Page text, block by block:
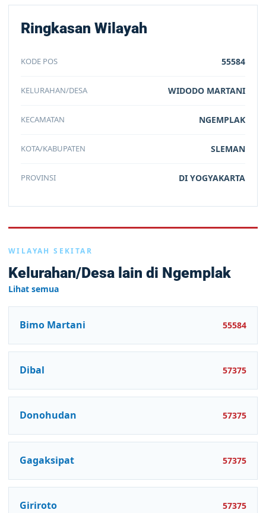
Ringkasan Wilayah
KODE POS 55584
KELURAHAN/DESA WIDODO MARTANI
KECAMATAN NGEMPLAK
KOTA/KABUPATEN SLEMAN
PROVINSI DI YOGYAKARTA
WILAYAH SEKITAR
Kelurahan/Desa lain di Ngemplak
Lihat semua
Bimo Martani 55584
Dibal 57375
Donohudan 57375
Gagaksipat 57375
Giriroto 57375